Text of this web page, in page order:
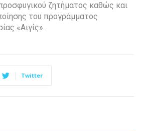
ζητήματος καθώς και
του προγράμματος
«Αιγίς».
Twitter